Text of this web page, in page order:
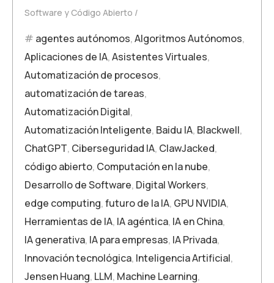
Software y Código Abierto
agentes autónomos,Algoritmos Autónomos,
Aplicaciones de IA,Asistentes Virtuales,
Automatización de procesos,
automatización de tareas,
Automatización Digital,
Automatización Inteligente, Baidu IA, Blackwell,
ChatGPT, Ciberseguridad IA, ClawJacked,
código abierto, Computación en la nube,
Desarrollo de Software, Digital Workers,
edge computing,futuro de la IA, GPU NVIDIA,
Herramientas de IA, IA agéntica, IA en China,
IA generativa, IA para empresas, IA Privada,
Innovación tecnológica, Inteligencia Artificial,
Jensen Huang, LLM, Machine Learning,